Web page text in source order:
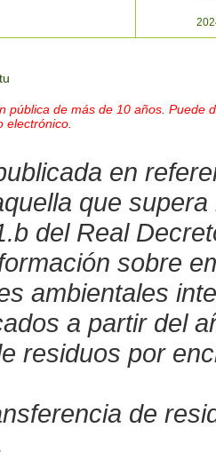
pública de más de 10 años.
electrónico.
en
que
del Real
sobre
ambientales
a partir del
residuos por
de